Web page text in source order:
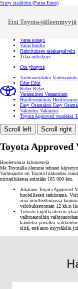
Siirry sisältöön (Paina Enter)
Etsi Toyota-jälleenmyyjä
Toyota palvelee Sulje
Varaa koeajo
Varaa huolto
Rahoituksen asiakaspalvelu
Tilaa uutiskirje
Ota yhteyttä
Vaihtoautohaku
Edut Edut
Relax Relax
Varaaminen Varaaminen
Huoltosopimus
Easy Osamaksu Easy
Vakuutus Vakuutus
Toyota Approved vuodeksi
Scroll left Scroll right
Toyota Approved
Huolettomia kilometrejä
Me Toyotalla olemme tehneet
Vaihtoautot on Toyota-liikkeiden
mittarilukema enintään 185 000 km.
Jokainen Toyota Approved
huolellisesti tarkistama.
aina moitteettomassa
veloituksettoman 12 kk:n
Tutustu tarjolla oleviin
vaihtoautoihin
kahdeksi päiväksi
siitä, että auto myytäisiin